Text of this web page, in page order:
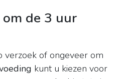
de 3 uur
verzoek of ongeveer om
kunt u kiezen voor